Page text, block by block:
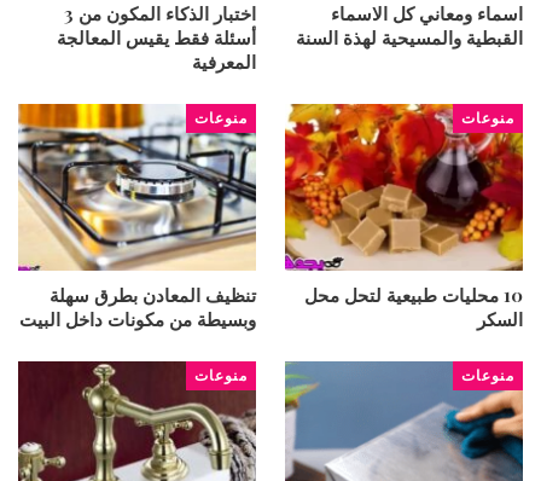
اسماء ومعاني كل الاسماء
القبطية والمسيحية لهذة السنة
اختبار الذكاء المكون من 3
أسئلة فقط يقيس المعالجة
المعرفية
منوعات
10 محليات طبيعية لتحل محل
السكر
منوعات
تنظيف المعادن بطرق سهلة
وبسيطة من مكونات داخل البيت
منوعات منوعات